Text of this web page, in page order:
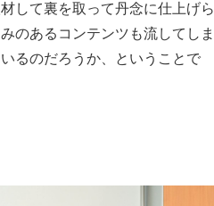
して裏を取って丹念に仕上げら
のあるコンテンツも流してしま
るのだろうか、ということで